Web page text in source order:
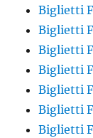
Biglietti
Biglietti
Biglietti
Biglietti
Biglietti
Biglietti
Biglietti